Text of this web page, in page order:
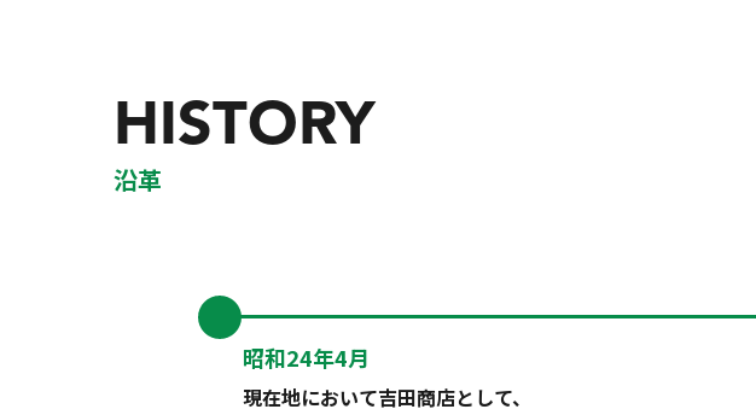
HISTORY
沿革
昭和24年4月
現在地において吉田商店として、